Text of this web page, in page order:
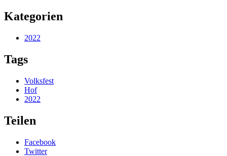
Kategorien
2022
Tags
Volksfest
Hof
2022
Teilen
Facebook
Twitter